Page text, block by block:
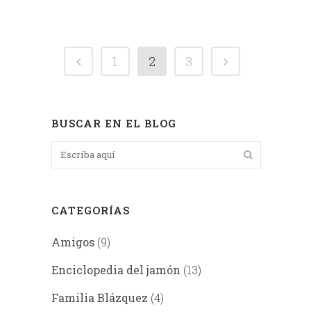
1 2 3
BUSCAR EN EL BLOG
CATEGORÍAS
Amigos (9)
Enciclopedia del jamón (13)
Familia Blázquez (4)